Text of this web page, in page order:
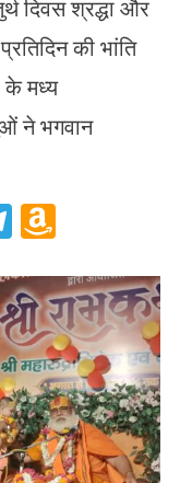
दिवस श्रद्धा और
की भांति
के मध्य
ने भगवान
Telegram
List